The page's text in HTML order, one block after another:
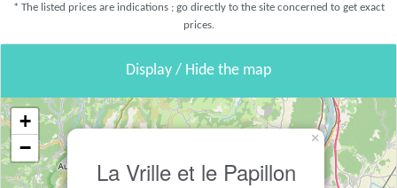
* The listed prices are indications ; go directly to the site concerned to get exact
prices.
Display / Hide the map
La Vrille et le Papillon
×
+
−